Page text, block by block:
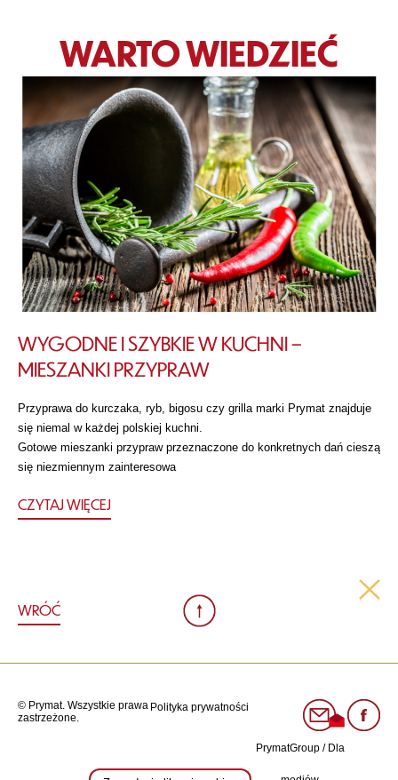
WARTO WIEDZIEĆ
WYGODNE I SZYBKIE W KUCHNI –
MIESZANKI PRZYPRAW
Przyprawa do kurczaka, ryb, bigosu czy grilla marki Prymat znajduje
się niemal w każdej polskiej kuchni.
Gotowe mieszanki przypraw przeznaczone do konkretnych dań cieszą
się niezmiennym zainteresowa
CZYTAJ WIĘCEJ
WRÓĆ
© Prymat. Wszystkie prawa
zastrzeżone.
Polityka prywatności
PrymatGroup / Dla